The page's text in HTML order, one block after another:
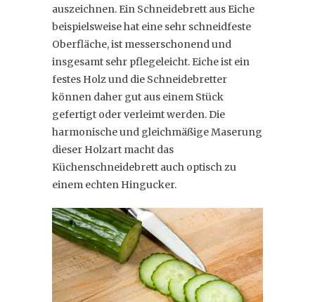
auszeichnen. Ein Schneidebrett aus Eiche
beispielsweise hat eine sehr schneidfeste
Oberfläche, ist messerschonend und
insgesamt sehr pflegeleicht. Eiche ist ein
festes Holz und die Schneidebretter
können daher gut aus einem Stück
gefertigt oder verleimt werden. Die
harmonische und gleichmäßige Maserung
dieser Holzart macht das
Küchenschneidebrett auch optisch zu
einem echten Hingucker.